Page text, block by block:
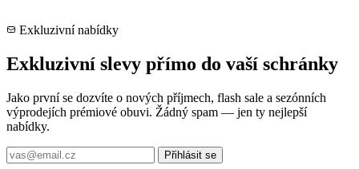
Exkluzivní nabídky
Exkluzivní slevy přímo do vaší schránky
Jako první se dozvíte o nových příjmech, flash sale a sezónních
výprodejích prémiové obuvi. Žádný spam — jen ty nejlepší
nabídky.
Přihlásit se